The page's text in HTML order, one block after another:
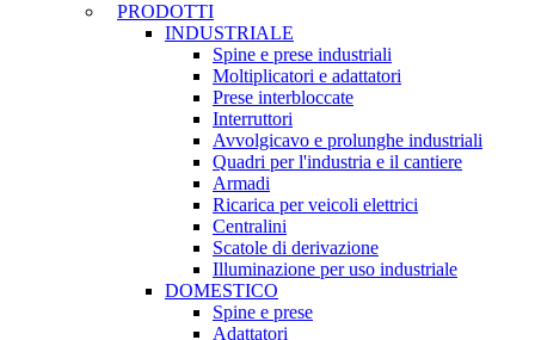
PRODOTTI
INDUSTRIALE
Spine e prese industriali
Moltiplicatori e adattatori
Prese interbloccate
Interruttori
Avvolgicavo e prolunghe industriali
Quadri per l'industria e il cantiere
Armadi
Ricarica per veicoli elettrici
Centralini
Scatole di derivazione
Illuminazione per uso industriale
DOMESTICO
Spine e prese
Adattatori